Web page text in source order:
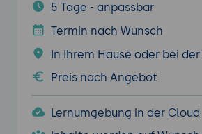
5 Tage - anpassbar
Termin nach Wunsch
In Ihrem Hause oder bei der
Preis nach Angebot
Lernumgebung in der Cloud